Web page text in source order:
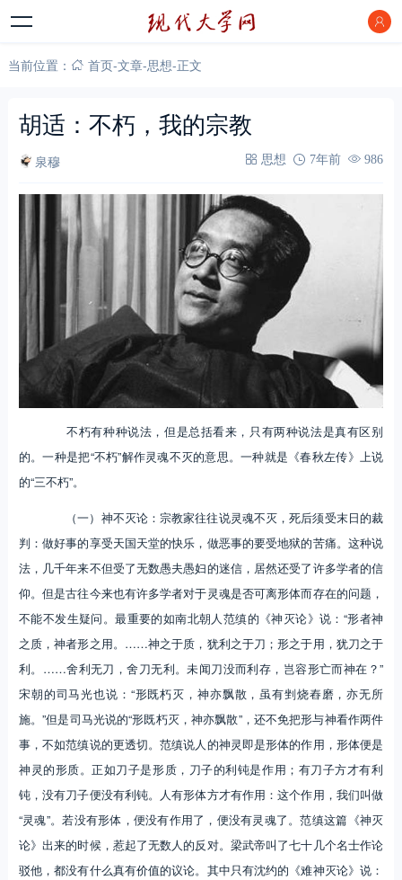
当前位置： 首页-文章-思想-正文
胡适：不朽，我的宗教
泉穆 思想 7年前 986
不朽有种种说法，但是总括看来，只有两种说法是真有区别
的。一种是把“不朽”解作灵魂不灭的意思。一种就是《春秋左传》上说
的“三不朽”。
（一）神不灭论：宗教家往往说灵魂不灭，死后须受末日的裁
判：做好事的享受天国天堂的快乐，做恶事的要受地狱的苦痛。这种说
法，几千年来不但受了无数愚夫愚妇的迷信，居然还受了许多学者的信
仰。但是古往今来也有许多学者对于灵魂是否可离形体而存在的问题，
不能不发生疑问。最重要的如南北朝人范缜的《神灭论》说：“形者神
之质，神者形之用。……神之于质，犹利之于刀；形之于用，犹刀之于
利。……舍利无刀，舍刀无利。未闻刀没而利存，岂容形亡而神在？”
宋朝的司马光也说：“形既朽灭，神亦飘散，虽有剉烧舂磨，亦无所
施。”但是司马光说的“形既朽灭，神亦飘散”，还不免把形与神看作两件
事，不如范缜说的更透切。范缜说人的神灵即是形体的作用，形体便是
神灵的形质。正如刀子是形质，刀子的利钝是作用；有刀子方才有利
钝，没有刀子便没有利钝。人有形体方才有作用：这个作用，我们叫做
“灵魂”。若没有形体，便没有作用了，便没有灵魂了。范缜这篇《神灭
论》出来的时候，惹起了无数人的反对。梁武帝叫了七十几个名士作论
驳他，都没有什么真有价值的议论。其中只有沈约的《难神灭论》说：